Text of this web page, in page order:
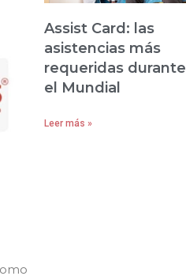
Assist Card: las
asistencias más
requeridas durante
el Mundial
Leer más »